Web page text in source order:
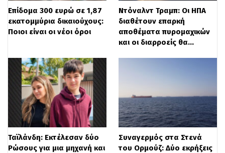
Τι αλλάζει
Σύμφωνα με το ρεπορτάζ της εκπομπής
«Ανοιχτή επικοινωνία», στο Open TV, η
γνωμοδότηση του ΝΣΚ
κυβέρνησηγια τις αποφάσεις της.
Η γνωμοδότηση δεν αφορά όσους έχουν
πιάσει τα προβλεπόμενα όρια μέχρι το
2021. Οσοι όμως συμπληρώνουν τα όρια
Επίδομα 300 ευρώ σε 1,87
εκατομμύρια δικαιούχους:
Ποιοι είναι οι νέοι όροι
Ντόναλντ Τραμπ: Οι ΗΠΑ
διαθέτουν επαρκή
αποθέματα πυρομαχικών
και οι διαρροείς θα…
Ταϊλάνδη: Εκτέλεσαν δύο
Ρώσους για μια μηχανή και
Συναγερμός στα Στενά
του Ορμούζ: Δύο εκρήξεις